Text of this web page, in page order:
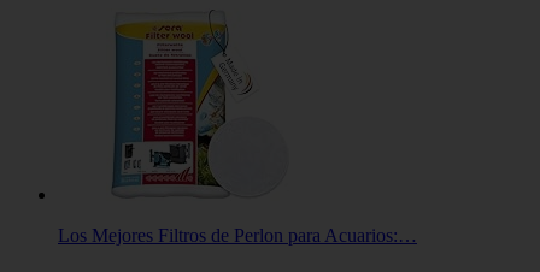
Los Mejores Filtros de Perlon para Acuarios:…